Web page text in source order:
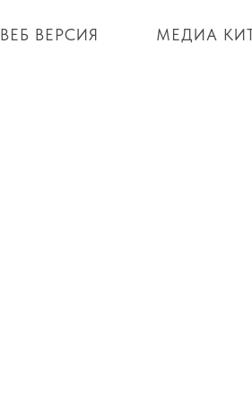
ВЕБ ВЕРСИЯ МЕДИА